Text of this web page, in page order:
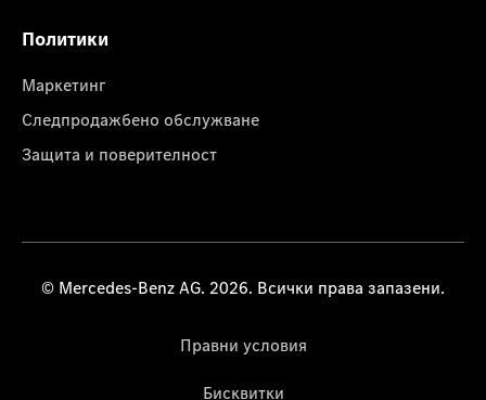
Политики
Маркетинг
Следпродажбено обслужване
Защита и поверителност
© Mercedes-Benz AG. 2026. Всички права запазени.
Правни условия
Бисквитки